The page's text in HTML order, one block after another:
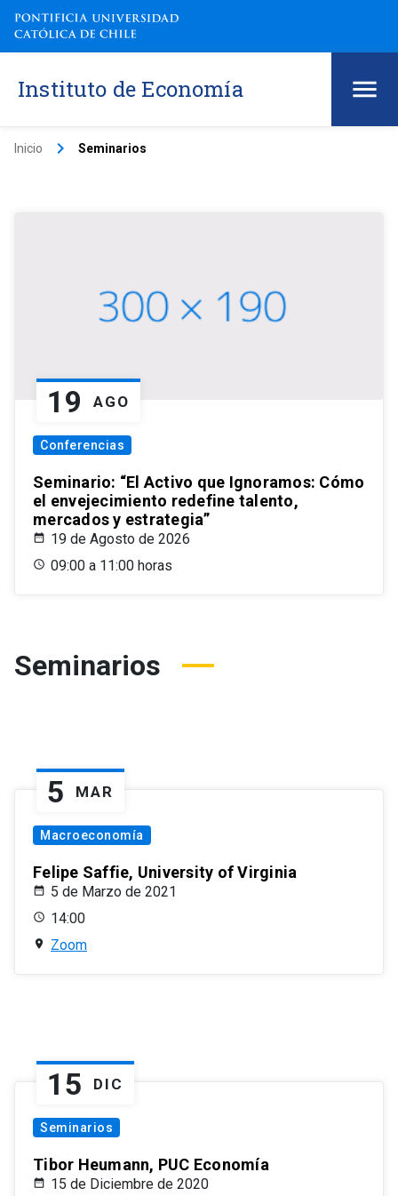
Instituto de Economía
Inicio keyboard_arrow_right Seminarios
19 AGO
Conferencias
Seminario: “El Activo que Ignoramos: Cómo
el envejecimiento redefine talento,
mercados y estrategia”
19 de Agosto de 2026
09:00 a 11:00 horas
Seminarios
5 MAR
Macroeconomía
Felipe Saffie, University of Virginia
5 de Marzo de 2021
14:00
Zoom
15 DIC
Seminarios
Tibor Heumann, PUC Economía
15 de Diciembre de 2020